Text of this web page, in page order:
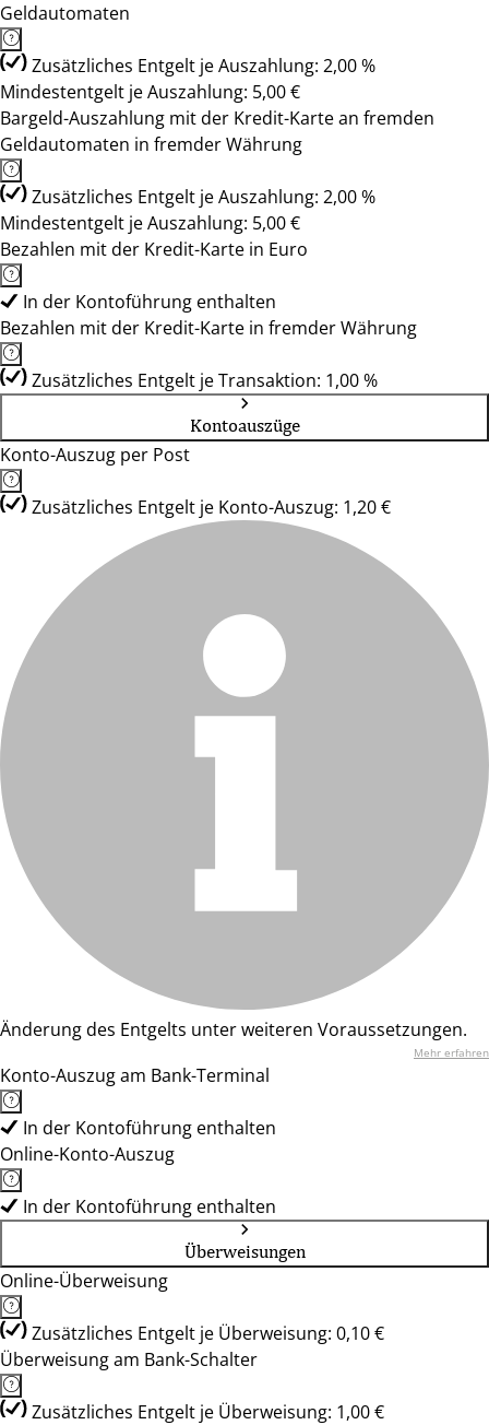
Geldautomaten
Zusätzliches Entgelt je Auszahlung: 2,00 %
Mindestentgelt je Auszahlung: 5,00 €
Bargeld-Auszahlung mit der Kredit-Karte an fremden
Geldautomaten in fremder Währung
Zusätzliches Entgelt je Auszahlung: 2,00 %
Mindestentgelt je Auszahlung: 5,00 €
Bezahlen mit der Kredit-Karte in Euro
In der Kontoführung enthalten
Bezahlen mit der Kredit-Karte in fremder Währung
Zusätzliches Entgelt je Transaktion: 1,00 %
Kontoauszüge
Konto-Auszug per Post
Zusätzliches Entgelt je Konto-Auszug: 1,20 €
Änderung des Entgelts unter weiteren Voraussetzungen.
Mehr erfahren
Konto-Auszug am Bank-Terminal
In der Kontoführung enthalten
Online-Konto-Auszug
In der Kontoführung enthalten
Überweisungen
Online-Überweisung
Zusätzliches Entgelt je Überweisung: 0,10 €
Überweisung am Bank-Schalter
Zusätzliches Entgelt je Überweisung: 1,00 €